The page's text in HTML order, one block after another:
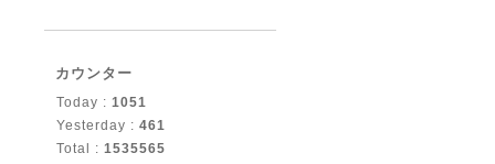
カウンター
Today : 1051
Yesterday : 461
Total : 1535565